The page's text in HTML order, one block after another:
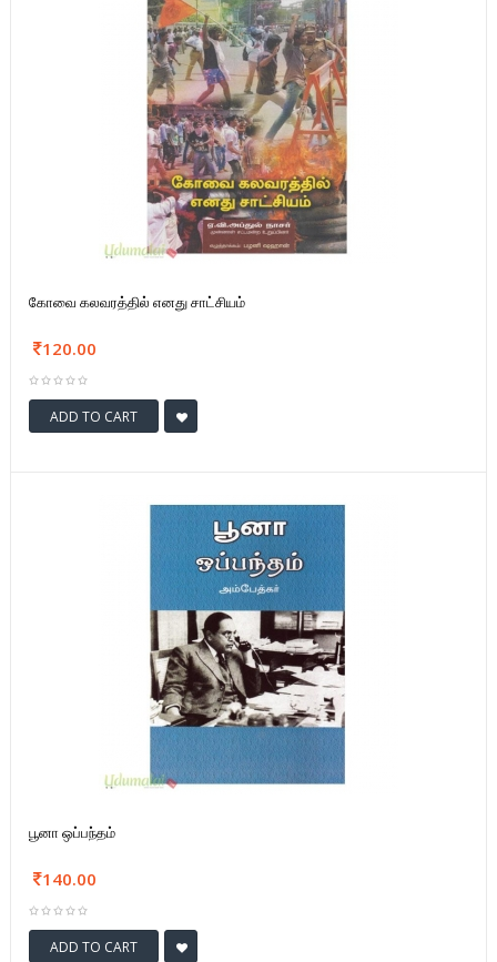
கோவை கலவரத்தில் எனது சாட்சியம்
120.00
ADD TO CART
பூனா ஒப்பந்தம்
140.00
ADD TO CART